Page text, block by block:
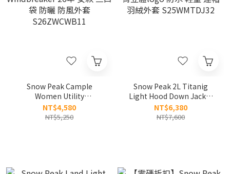
Snow Peak Cample
Women Utility
Windbreaker 26年 女款 三
口袋 防曬 防風外套
NT$4,580
NT$5,250
Snow Peak 2L Titanig
Light Hood Down Jacket
手臂立體logo 防水 輕量 連
帽 羽絨外套 S25WMTDJ32
NT$6,380
NT$7,600